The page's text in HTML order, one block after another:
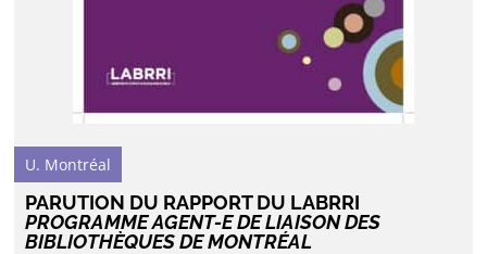
U. Montréal
PARUTION DU RAPPORT DU LABRRI
PROGRAMME AGENT-E DE LIAISON DES
BIBLIOTHÈQUES DE MONTRÉAL